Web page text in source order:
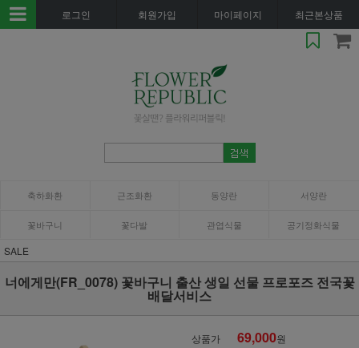
로그인 회원가입 마이페이지 최근본상품
축하화환 근조화환 동양란 서양란
꽃바구니 꽃다발 관엽식물 공기정화식물
SALE
너에게만(FR_0078) 꽃바구니 출산 생일 선물 프로포즈 전국꽃
배달서비스
상품가 69,000원